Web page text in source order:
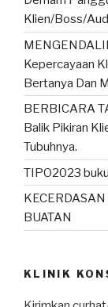
Klien/Boss/
Kepercayaan
Bertanya Dan
BERBICARA
Balik Pikiran
Tubuhnya.
TIPO2023
BUATAN
KLINIK